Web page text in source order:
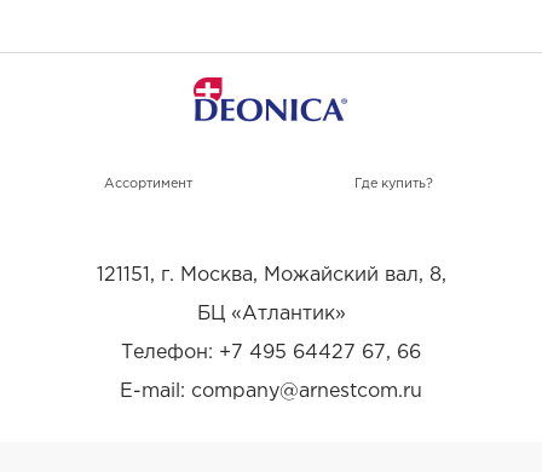
Ассортимент Где купить?
121151, г. Москва, Можайский вал, 8,
БЦ «Атлантик»
Телефон: +7 495 64427 67, 66
E-mail: company@arnestcom.ru